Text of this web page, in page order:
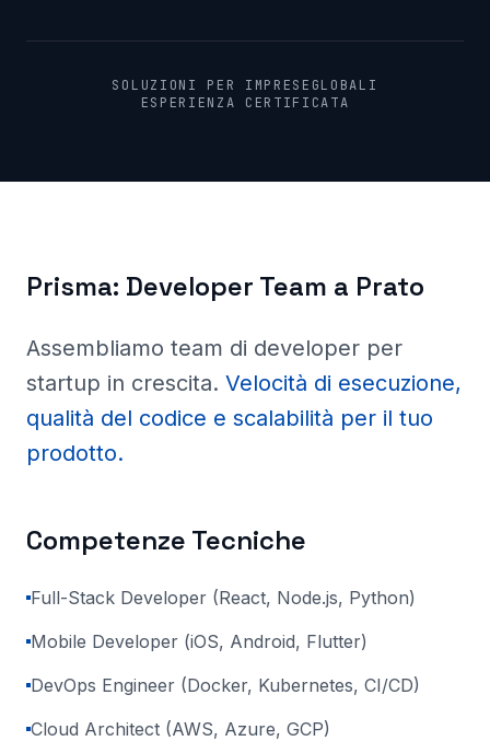
SOLUZIONI PER IMPRESE GLOBALI
ESPERIENZA CERTIFICATA
Prisma: Developer Team a Prato
Assembliamo team di developer per
startup in crescita. Velocità di esecuzione,
qualità del codice e scalabilità per il tuo
prodotto.
Competenze Tecniche
Full-Stack Developer (React, Node.js, Python)
Mobile Developer (iOS, Android, Flutter)
DevOps Engineer (Docker, Kubernetes, CI/CD)
Cloud Architect (AWS, Azure, GCP)